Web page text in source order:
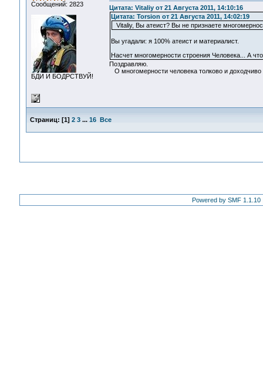
Сообщений: 2823
БДИ И БОДРСТВУЙ!
Цитата: Vitaliy от 21 Августа 2011, 14:10:16
Цитата: Torsion от 21 Августа 2011, 14:02:19
Vitaliy, Вы атеист? Вы не признаете
Вы угадали: я 100% атеист и материалист.
Насчет многомерности строения Человека... А
Поздравляю.
О многомерности человека толково и
Страниц: [1] 2 3 ... 16 Все
Powered by SMF 1.1.10